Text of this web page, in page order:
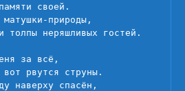
своей.
природы,
толпы неряшливых гостей.
за всё,
рвутся струны.
наверху спасён,